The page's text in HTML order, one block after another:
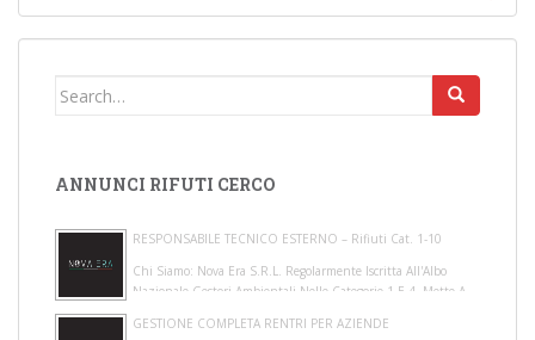
Search for:
ANNUNCI RIFUTI CERCO
RESPONSABILE TECNICO ESTERNO – Rifiuti Cat. 1-10
Chi Siamo: Nova Era S.r.l. Regolarmente Iscritta All'Albo
Nazionale Gestori Ambientali Nelle Categorie 1 E 4, Mette A
GESTIONE COMPLETA RENTRI PER AZIENDE